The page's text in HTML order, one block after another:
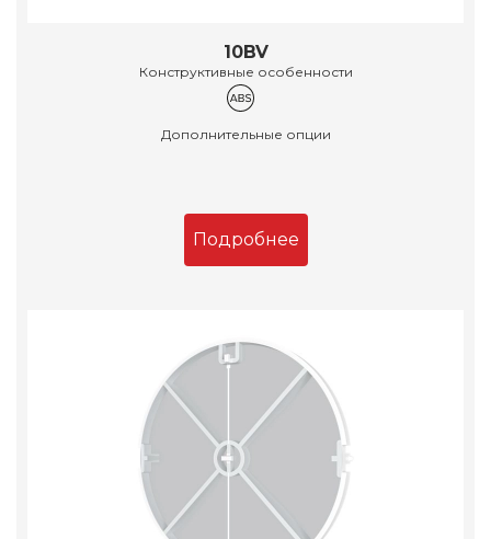
10BV
Конструктивные особенности
Дополнительные опции
Подробнее